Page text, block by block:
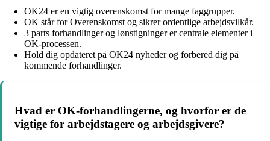
OK24 er en vigtig overenskomst for mange faggrupper.
OK står for Overenskomst og sikrer ordentlige arbejdsvilkår.
3 parts forhandlinger og lønstigninger er centrale elementer i
OK-processen.
Hold dig opdateret på OK24 nyheder og forbered dig på
kommende forhandlinger.
Hvad er OK-forhandlingerne, og hvorfor er de
vigtige for arbejdstagere og arbejdsgivere?